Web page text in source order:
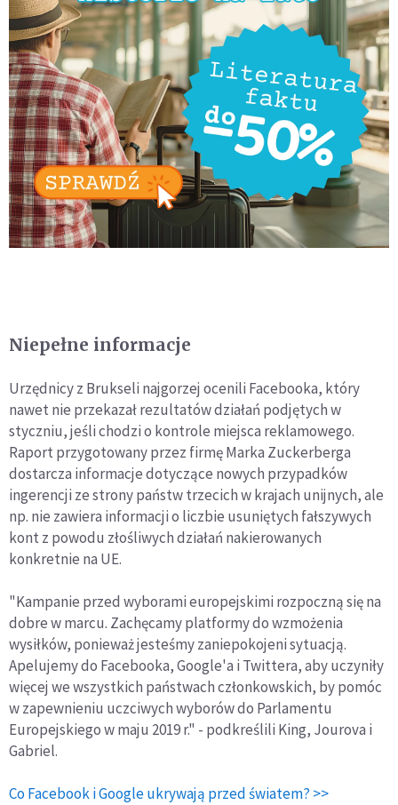
Niepełne informacje
Urzędnicy z Brukseli najgorzej ocenili Facebooka, który
nawet nie przekazał rezultatów działań podjętych w
styczniu, jeśli chodzi o kontrole miejsca reklamowego.
Raport przygotowany przez firmę Marka Zuckerberga
dostarcza informacje dotyczące nowych przypadków
ingerencji ze strony państw trzecich w krajach unijnych, ale
np. nie zawiera informacji o liczbie usuniętych fałszywych
kont z powodu złośliwych działań nakierowanych
konkretnie na UE.
"Kampanie przed wyborami europejskimi rozpoczną się na
dobre w marcu. Zachęcamy platformy do wzmożenia
wysiłków, ponieważ jesteśmy zaniepokojeni sytuacją.
Apelujemy do Facebooka, Google'a i Twittera, aby uczyniły
więcej we wszystkich państwach członkowskich, by pomóc
w zapewnieniu uczciwych wyborów do Parlamentu
Europejskiego w maju 2019 r." - podkreślili King, Jourova i
Gabriel.
Co Facebook i Google ukrywają przed światem? >>